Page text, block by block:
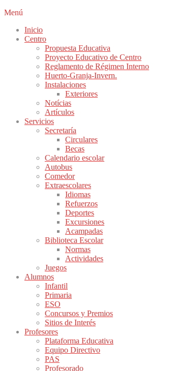
Menú
Inicio
Centro
Propuesta Educativa
Proyecto Educativo de Centro
Reglamento de Régimen Interno
Huerto-Granja-Invern.
Instalaciones
Exteriores
Notícias
Artículos
Servicios
Secretaría
Circulares
Becas
Calendario escolar
Autobus
Comedor
Extraescolares
Idiomas
Refuerzos
Deportes
Excursiones
Acampadas
Biblioteca Escolar
Normas
Actividades
Juegos
Alumnos
Infantil
Primaria
ESO
Concursos y Premios
Sitios de Interés
Profesores
Plataforma Educativa
Equipo Directivo
PAS
Profesorado